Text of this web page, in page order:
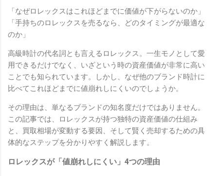
「なぜロレックスはこれほどまでに価値が下がらないのか」
「手持ちのロレックスを売るなら、どのタイミングが最適な
のか」
高級時計の代名詞とも言えるロレックス。一生モノとして愛
用できるだけでなく、いざという時の資産価値が非常に高い
ことでも知られています。しかし、なぜ他のブランド時計に
比べてこれほどまでに値崩れしにくいのでしょうか。
その理由は、単なるブランドの知名度だけではありません。
この記事では、ロレックスが持つ独特の資産価値の仕組み
と、買取相場が変動する要因、そして賢く売却するための具
体的なステップを分かりやすく解説します。
ロレックスが「値崩れしにくい」4つの理由